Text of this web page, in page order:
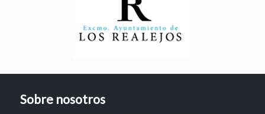
Sobre nosotros